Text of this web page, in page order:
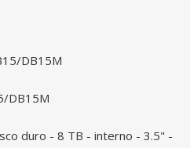
DB15M